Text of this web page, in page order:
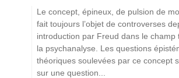
Le concept, épineux, de pulsion de
fait toujours l’objet de controverses
introduction par Freud dans le champ
la psychanalyse. Les questions
théoriques soulevées par ce concept
sur une question...